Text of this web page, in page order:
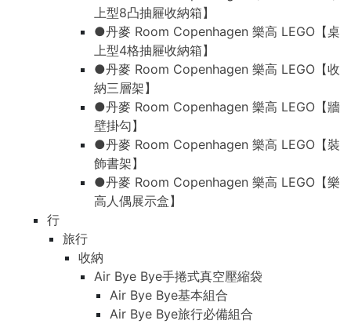
上型8凸抽屜收納箱】
●丹麥 Room Copenhagen 樂高 LEGO【桌
上型4格抽屜收納箱】
●丹麥 Room Copenhagen 樂高 LEGO【收
納三層架】
●丹麥 Room Copenhagen 樂高 LEGO【牆
壁掛勾】
●丹麥 Room Copenhagen 樂高 LEGO【裝
飾書架】
●丹麥 Room Copenhagen 樂高 LEGO【樂
高人偶展示盒】
行
旅行
收納
Air Bye Bye手捲式真空壓縮袋
Air Bye Bye基本組合
Air Bye Bye旅行必備組合